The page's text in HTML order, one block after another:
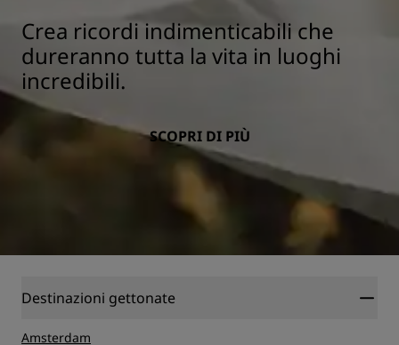
Crea ricordi indimenticabili che
dureranno tutta la vita in luoghi
incredibili.
SCOPRI DI PIÙ
Destinazioni gettonate
Amsterdam